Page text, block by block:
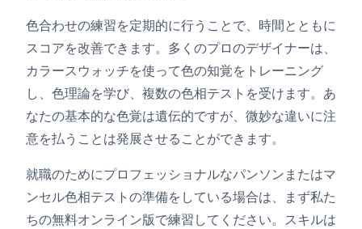
色合わせの練習を定期的に行うことで、時間とともに
スコアを改善できます。多くのプロのデザイナーは、
カラースウォッチを使って色の知覚をトレーニング
し、色理論を学び、複数の色相テストを受けます。あ
なたの基本的な色覚は遺伝的ですが、微妙な違いに注
意を払うことは発展させることができます。
就職のためにプロフェッショナルなパンソンまたはマ
ンセル色相テストの準備をしている場合は、まず私た
ちの無料オンライン版で練習してください。スキルは